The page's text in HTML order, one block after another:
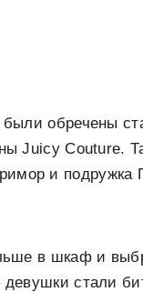
обречены
Juicy Couture.
и подружка
в шкаф и
девушки стали